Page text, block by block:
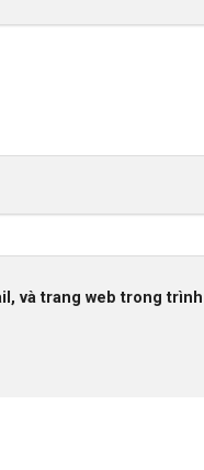
và trang web trong